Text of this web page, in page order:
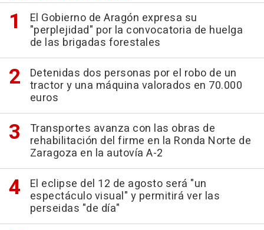
El Gobierno de Aragón expresa su
"perplejidad" por la convocatoria de huelga
de las brigadas forestales
Detenidas dos personas por el robo de un
tractor y una máquina valorados en 70.000
euros
Transportes avanza con las obras de
rehabilitación del firme en la Ronda Norte de
Zaragoza en la autovía A-2
El eclipse del 12 de agosto será "un
espectáculo visual" y permitirá ver las
perseidas "de día"